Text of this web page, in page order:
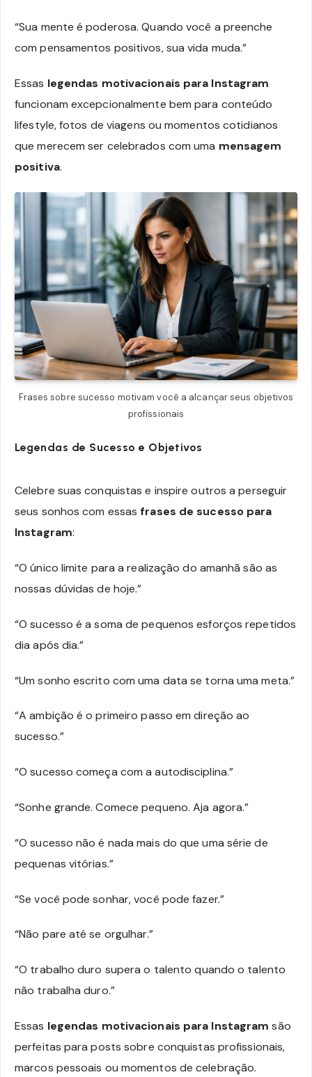
“Sua mente é poderosa. Quando você a preenche
com pensamentos positivos, sua vida muda.”
Essas legendas motivacionais para Instagram
funcionam excepcionalmente bem para conteúdo
lifestyle, fotos de viagens ou momentos cotidianos
que merecem ser celebrados com uma mensagem
positiva.
Frases sobre sucesso motivam você a alcançar seus objetivos
profissionais
Legendas de Sucesso e Objetivos
Celebre suas conquistas e inspire outros a perseguir
seus sonhos com essasfrases de sucesso para
Instagram:
“O único limite para a realização do amanhã são as
nossas dúvidas de hoje.”
“O sucesso é a soma de pequenos esforços repetidos
dia após dia.”
“Um sonho escrito com uma data se torna uma meta.”
“A ambição é o primeiro passo em direção ao
sucesso.”
“O sucesso começa com a autodisciplina.”
“Sonhe grande. Comece pequeno. Aja agora.”
“O sucesso não é nada mais do que uma série de
pequenas vitórias.”
“Se você pode sonhar, você pode fazer.”
“Não pare até se orgulhar.”
“O trabalho duro supera o talento quando o talento
não trabalha duro.”
Essas legendas motivacionais para Instagram são
perfeitas para posts sobre conquistas profissionais,
marcos pessoais ou momentos de celebração.